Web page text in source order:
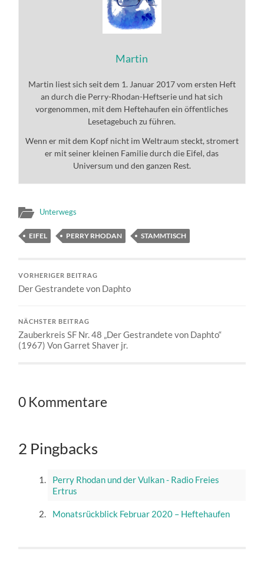
Martin
Martin liest sich seit dem 1. Januar 2017 vom ersten Heft
an durch die Perry-Rhodan-Heftserie und hat sich
vorgenommen, mit dem Heftehaufen ein öffentliches
Lesetagebuch zu führen.
Wenn er mit dem Kopf nicht im Weltraum steckt, stromert
er mit seiner kleinen Familie durch die Eifel, das
Universum und den ganzen Rest.
Unterwegs
EIFEL PERRY RHODAN STAMMTISCH
VORHERIGER BEITRAG
Der Gestrandete von Daphto
NÄCHSTER BEITRAG
Zauberkreis SF Nr. 48 „Der Gestrandete von Daphto“
(1967) Von Garret Shaver jr.
0 Kommentare
2 Pingbacks
Perry Rhodan und der Vulkan - Radio Freies
Ertrus
Monatsrückblick Februar 2020 – Heftehaufen